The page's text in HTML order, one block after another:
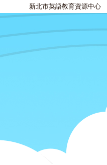
新北市英語教育資源中心